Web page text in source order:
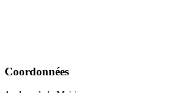
Coordonnées